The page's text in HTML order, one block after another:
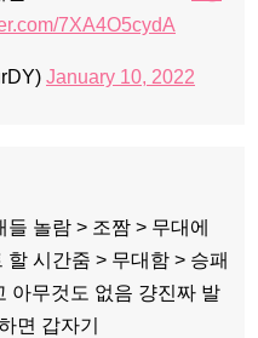
7XA4O5cydA
January 10, 2022
놀람 > 조짬 > 무대에
시간줌 > 무대함 > 승패
아무것도 없음 걍진짜 발
면 갑자기